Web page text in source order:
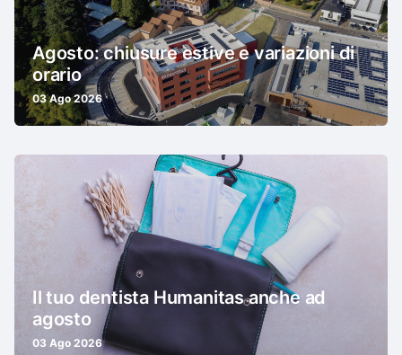
Agosto: chiusure estive e variazioni di
orario
03 Ago 2026
Il tuo dentista Humanitas anche ad
agosto
03 Ago 2026